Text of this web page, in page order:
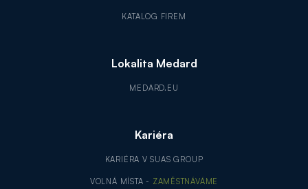
KATALOG FIREM
Lokalita Medard
MEDARD.EU
Kariéra
KARIÉRA V SUAS GROUP
VOLNÁ MÍSTA - ZAMĚSTNÁVÁME